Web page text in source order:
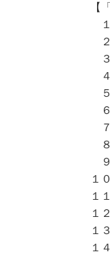
【
１
１
１
１
１